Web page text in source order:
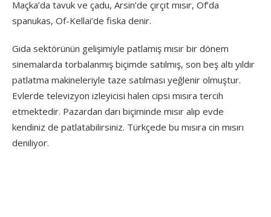
Maçka’da tavuk ve çadu, Arsin’de çırçıt mısır, Of’da
spanukas, Of-Kellai’de fiska denir.
Gıda sektörünün gelişimiyle patlamış mısır bir dönem
sinemalarda torbalanmış biçimde satılmış, son beş altı yıldır
patlatma makineleriyle taze satılması yeğlenir olmuştur.
Evlerde televizyon izleyicisi halen cipsi mısıra tercih
etmektedir. Pazardan darı biçiminde mısır alıp evde
kendiniz de patlatabilirsiniz. Türkçede bu mısıra cin mısırı
deniliyor.